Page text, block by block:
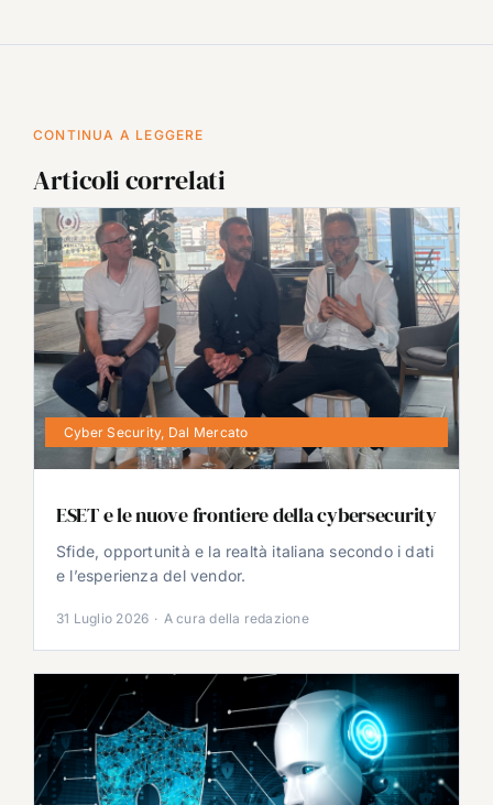
CONTINUA A LEGGERE
Articoli correlati
Cyber Security, Dal Mercato
ESET e le nuove frontiere della cybersecurity
Sfide, opportunità e la realtà italiana secondo i dati
e l’esperienza del vendor.
31 Luglio 2026 · A cura della redazione